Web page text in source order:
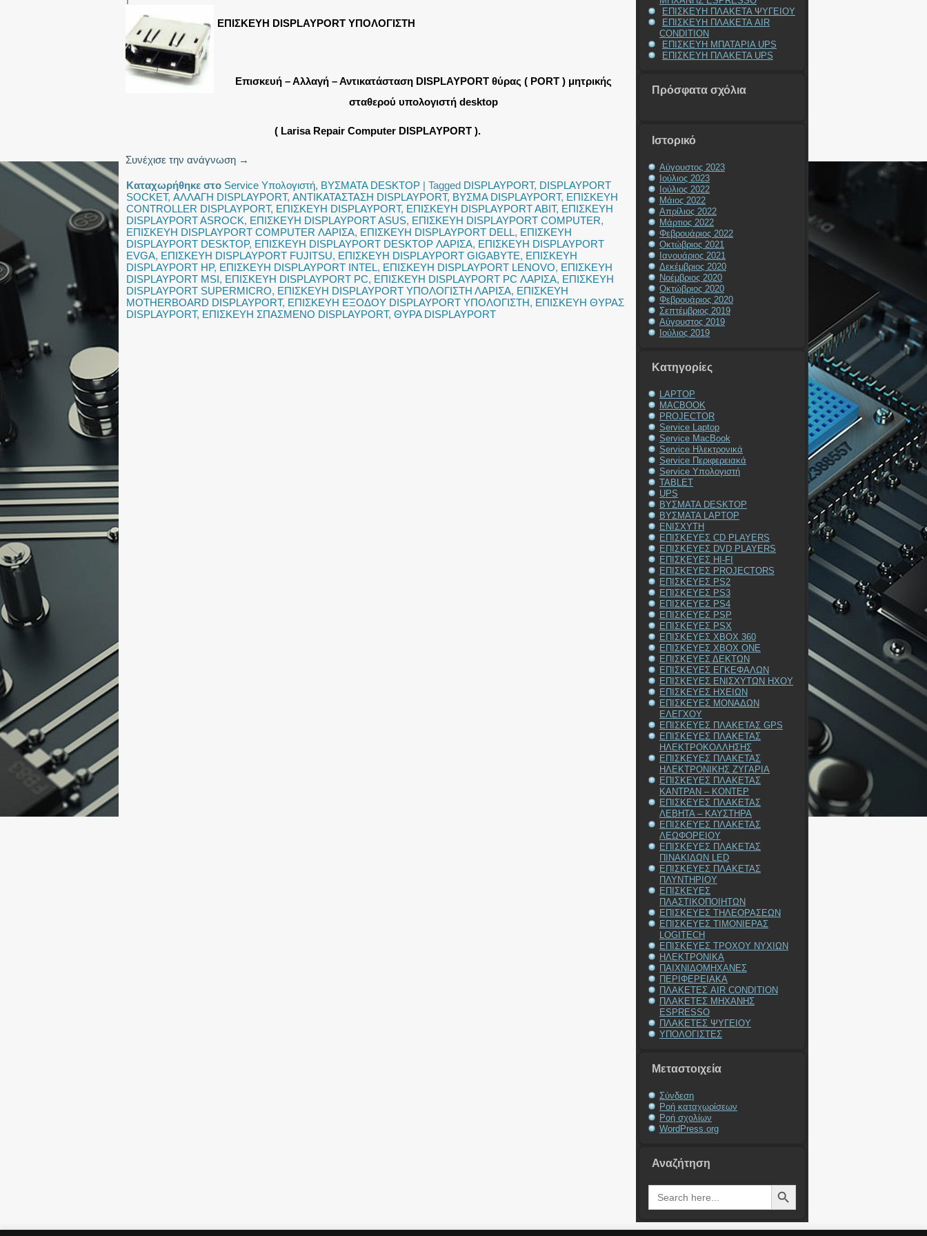
ΕΠΙΣΚΕΥΗ DISPLAYPORT ΥΠΟΛΟΓΙΣΤΗ
Επισκευή – Αλλαγή – Αντικατάσταση DISPLAYPORT θύρας ( PORT ) μητρικής
σταθερού υπολογιστή desktop
( Larisa Repair Computer DISPLAYPORT ).
Συνέχισε την ανάγνωση →
Καταχωρήθηκε στο Service Υπολογιστή, ΒΥΣΜΑΤΑ DESKTOP | Tagged DISPLAYPORT, DISPLAYPORT
SOCKET, ΑΛΛΑΓΗ DISPLAYPORT, ΑΝΤΙΚΑΤΑΣΤΑΣΗ DISPLAYPORT, ΒΥΣΜΑ DISPLAYPORT, ΕΠΙΣΚΕΥΗ
CONTROLLER DISPLAYPORT, ΕΠΙΣΚΕΥΗ DISPLAYPORT, ΕΠΙΣΚΕΥΗ DISPLAYPORT ABIT, ΕΠΙΣΚΕΥΗ
DISPLAYPORT ASROCK, ΕΠΙΣΚΕΥΗ DISPLAYPORT ASUS, ΕΠΙΣΚΕΥΗ DISPLAYPORT COMPUTER,
ΕΠΙΣΚΕΥΗ DISPLAYPORT COMPUTER ΛΑΡΙΣΑ, ΕΠΙΣΚΕΥΗ DISPLAYPORT DELL, ΕΠΙΣΚΕΥΗ
DISPLAYPORT DESKTOP, ΕΠΙΣΚΕΥΗ DISPLAYPORT DESKTOP ΛΑΡΙΣΑ, ΕΠΙΣΚΕΥΗ DISPLAYPORT
EVGA, ΕΠΙΣΚΕΥΗ DISPLAYPORT FUJITSU, ΕΠΙΣΚΕΥΗ DISPLAYPORT GIGABYTE, ΕΠΙΣΚΕΥΗ
DISPLAYPORT HP, ΕΠΙΣΚΕΥΗ DISPLAYPORT INTEL, ΕΠΙΣΚΕΥΗ DISPLAYPORT LENOVO, ΕΠΙΣΚΕΥΗ
DISPLAYPORT MSI, ΕΠΙΣΚΕΥΗ DISPLAYPORT PC, ΕΠΙΣΚΕΥΗ DISPLAYPORT PC ΛΑΡΙΣΑ, ΕΠΙΣΚΕΥΗ
DISPLAYPORT SUPERMICRO, ΕΠΙΣΚΕΥΗ DISPLAYPORT ΥΠΟΛΟΓΙΣΤΗ ΛΑΡΙΣΑ, ΕΠΙΣΚΕΥΗ
MOTHERBOARD DISPLAYPORT, ΕΠΙΣΚΕΥΗ ΕΞΟΔΟΥ DISPLAYPORT ΥΠΟΛΟΓΙΣΤΗ, ΕΠΙΣΚΕΥΗ ΘΥΡΑΣ
DISPLAYPORT, ΕΠΙΣΚΕΥΗ ΣΠΑΣΜΕΝΟ DISPLAYPORT, ΘΥΡΑ DISPLAYPORT
ΕΠΙΣΚΕΥΗ ΠΛΑΚΕΤΑ ΨΥΓΕΙΟΥ
ΕΠΙΣΚΕΥΗ ΠΛΑΚΕΤΑ AIR
CONDITION
ΕΠΙΣΚΕΥΗ ΜΠΑΤΑΡΙΑ UPS
ΕΠΙΣΚΕΥΗ ΠΛΑΚΕΤΑ UPS
Πρόσφατα σχόλια
Ιστορικό
Αύγουστος 2023
Ιούλιος 2023
Ιούλιος 2022
Μάιος 2022
Απρίλιος 2022
Μάρτιος 2022
Φεβρουάριος 2022
Οκτώβριος 2021
Ιανουάριος 2021
Δεκέμβριος 2020
Νοέμβριος 2020
Οκτώβριος 2020
Φεβρουάριος 2020
Σεπτέμβριος 2019
Αύγουστος 2019
Ιούλιος 2019
Kατηγορίες
LAPTOP
MACBOOK
PROJECTOR
Service Laptop
Service MacBook
Service Ηλεκτρονικά
Service Περιφερειακά
Service Υπολογιστή
TABLET
UPS
ΒΥΣΜΑΤΑ DESKTOP
ΒΥΣΜΑΤΑ LAPTOP
ΕΝΙΣΧΥΤΗ
ΕΠΙΣΚΕΥΕΣ CD PLAYERS
ΕΠΙΣΚΕΥΕΣ DVD PLAYERS
ΕΠΙΣΚΕΥΕΣ HI-FI
ΕΠΙΣΚΕΥΕΣ PROJECTORS
ΕΠΙΣΚΕΥΕΣ PS2
ΕΠΙΣΚΕΥΕΣ PS3
ΕΠΙΣΚΕΥΕΣ PS4
ΕΠΙΣΚΕΥΕΣ PSP
ΕΠΙΣΚΕΥΕΣ PSX
ΕΠΙΣΚΕΥΕΣ XBOX 360
ΕΠΙΣΚΕΥΕΣ XBOX ONE
ΕΠΙΣΚΕΥΕΣ ΔΕΚΤΩΝ
ΕΠΙΣΚΕΥΕΣ ΕΓΚΕΦΑΛΩΝ
ΕΠΙΣΚΕΥΕΣ ΕΝΙΣΧΥΤΩΝ ΗΧΟΥ
ΕΠΙΣΚΕΥΕΣ ΗΧΕΙΩΝ
ΕΠΙΣΚΕΥΕΣ ΜΟΝΑΔΩΝ
ΕΛΕΓΧΟΥ
ΕΠΙΣΚΕΥΕΣ ΠΛΑΚΕΤΑΣ GPS
ΕΠΙΣΚΕΥΕΣ ΠΛΑΚΕΤΑΣ
ΗΛΕΚΤΡΟΚΟΛΛΗΣΗΣ
ΕΠΙΣΚΕΥΕΣ ΠΛΑΚΕΤΑΣ
ΗΛΕΚΤΡΟΝΙΚΗΣ ΖΥΓΑΡΙΑ
ΕΠΙΣΚΕΥΕΣ ΠΛΑΚΕΤΑΣ
ΚΑΝΤΡΑΝ – ΚΟΝΤΕΡ
ΕΠΙΣΚΕΥΕΣ ΠΛΑΚΕΤΑΣ
ΛΕΒΗΤΑ – ΚΑΥΣΤΗΡΑ
ΕΠΙΣΚΕΥΕΣ ΠΛΑΚΕΤΑΣ
ΛΕΩΦΟΡΕΙΟΥ
ΕΠΙΣΚΕΥΕΣ ΠΛΑΚΕΤΑΣ
ΠΙΝΑΚΙΔΩΝ LED
ΕΠΙΣΚΕΥΕΣ ΠΛΑΚΕΤΑΣ
ΠΛΥΝΤΗΡΙΟΥ
ΕΠΙΣΚΕΥΕΣ
ΠΛΑΣΤΙΚΟΠΟΙΗΤΩΝ
ΕΠΙΣΚΕΥΕΣ ΤΗΛΕΟΡΑΣΕΩΝ
ΕΠΙΣΚΕΥΕΣ ΤΙΜΟΝΙΕΡΑΣ
LOGITECH
ΕΠΙΣΚΕΥΕΣ ΤΡΟΧΟΥ ΝΥΧΙΩΝ
ΗΛΕΚΤΡΟΝΙΚΑ
ΠΑΙΧΝΙΔΟΜΗΧΑΝΕΣ
ΠΕΡΙΦΕΡΕΙΑΚΑ
ΠΛΑΚΕΤΕΣ AIR CONDITION
ΠΛΑΚΕΤΕΣ ΜΗΧΑΝΗΣ
ESPRESSO
ΠΛΑΚΕΤΕΣ ΨΥΓΕΙΟΥ
ΥΠΟΛΟΓΙΣΤΕΣ
Μεταστοιχεία
Σύνδεση
Ροή καταχωρίσεων
Ροή σχολίων
WordPress.org
Αναζήτηση
Search
for:
Search Button